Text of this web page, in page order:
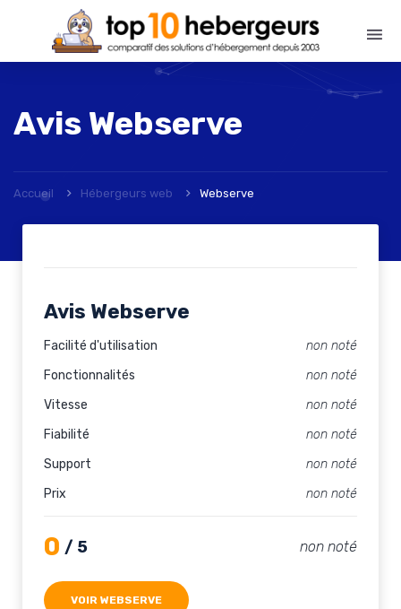
Avis Webserve
Accueil Hébergeurs web Webserve
Avis Webserve
Facilité d'utilisation
non noté
Fonctionnalités
non noté
Vitesse
non noté
Fiabilité
non noté
Support
non noté
Prix
non noté
0 / 5 non noté
VOIR WEBSERVE